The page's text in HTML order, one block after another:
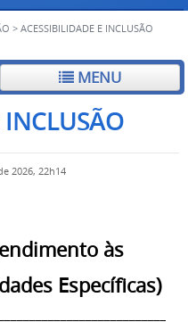
> ACESSIBILIDADE E INCLUSÃO
MENU
INCLUSÃO
2026, 22h14
às
Específicas)